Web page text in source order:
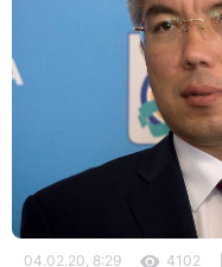
04.02.20, 8:29 4102